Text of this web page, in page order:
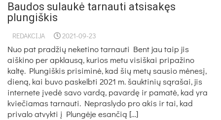
Baudos sulaukė tarnauti atsisakęs
plungiškis
REDAKCIJA 2021-09-23
Nuo pat pradžių neketino tarnauti Bent jau taip jis
aiškino per apklausą, kurios metu visiškai pripažino
kaltę. Plungiškis prisiminė, kad šių metų sausio mėnesį,
dieną, kai buvo paskelbti 2021 m. šauktinių sąrašai, jis
internete įvedė savo vardą, pavardę ir pamatė, kad yra
kviečiamas tarnauti. Nepraslydo pro akis ir tai, kad
privalo atvykti į Plungėje esančią […]